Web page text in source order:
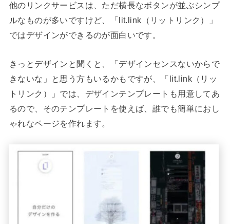
他のリンクサービスは、ただ横長なボタンが並ぶシンプ
ルなものが多いですけど、「lit.link（リットリンク）」
ではデザインができるのが面白いです。
きっとデザインと聞くと、「デザインセンスないからで
きないな」と思う方もいるかもですが、「lit.link（リッ
トリンク）」では、デザインテンプレートも用意してあ
るので、そのテンプレートを使えば、誰でも簡単におし
ゃれなページを作れます。